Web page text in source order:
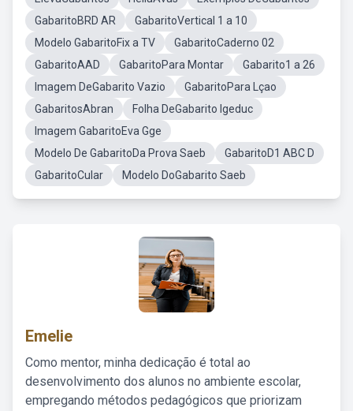
GabaritoBRD AR
GabaritoVertical 1 a 10
Modelo GabaritoFix a TV
GabaritoCaderno 02
GabaritoAAD
GabaritoPara Montar
Gabarito1 a 26
Imagem DeGabarito Vazio
GabaritoPara Lçao
GabaritosAbran
Folha DeGabarito Igeduc
Imagem GabaritoEva Gge
Modelo De GabaritoDa Prova Saeb
GabaritoD1 ABC D
GabaritoCular
Modelo DoGabarito Saeb
Emelie
Como mentor, minha dedicação é total ao
desenvolvimento dos alunos no ambiente escolar,
empregando métodos pedagógicos que priorizam